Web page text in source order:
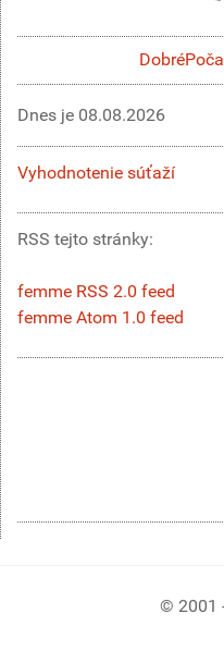
Dnes je 08.08.2026
Vyhodnotenie súťaží
RSS tejto stránky:
femme RSS 2.0 feed
femme Atom 1.0 feed
© 2001